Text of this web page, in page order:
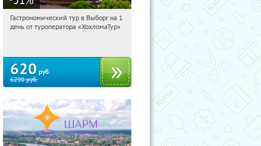
11:42:00 Купили:5
Гастрономический тур в Выборг на 1
день от туроператора «ХохломаТур»
620 руб.
6290руб.